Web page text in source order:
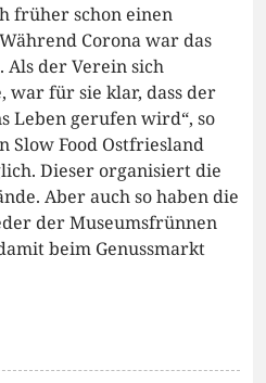
früher schon einen
Corona war das
der Verein sich
war für sie klar, dass der
Leben gerufen wird“, so
Slow Food Ostfriesland
Dieser organisiert die
Aber auch so haben die
der Museumsfrünnen
beim Genussmarkt